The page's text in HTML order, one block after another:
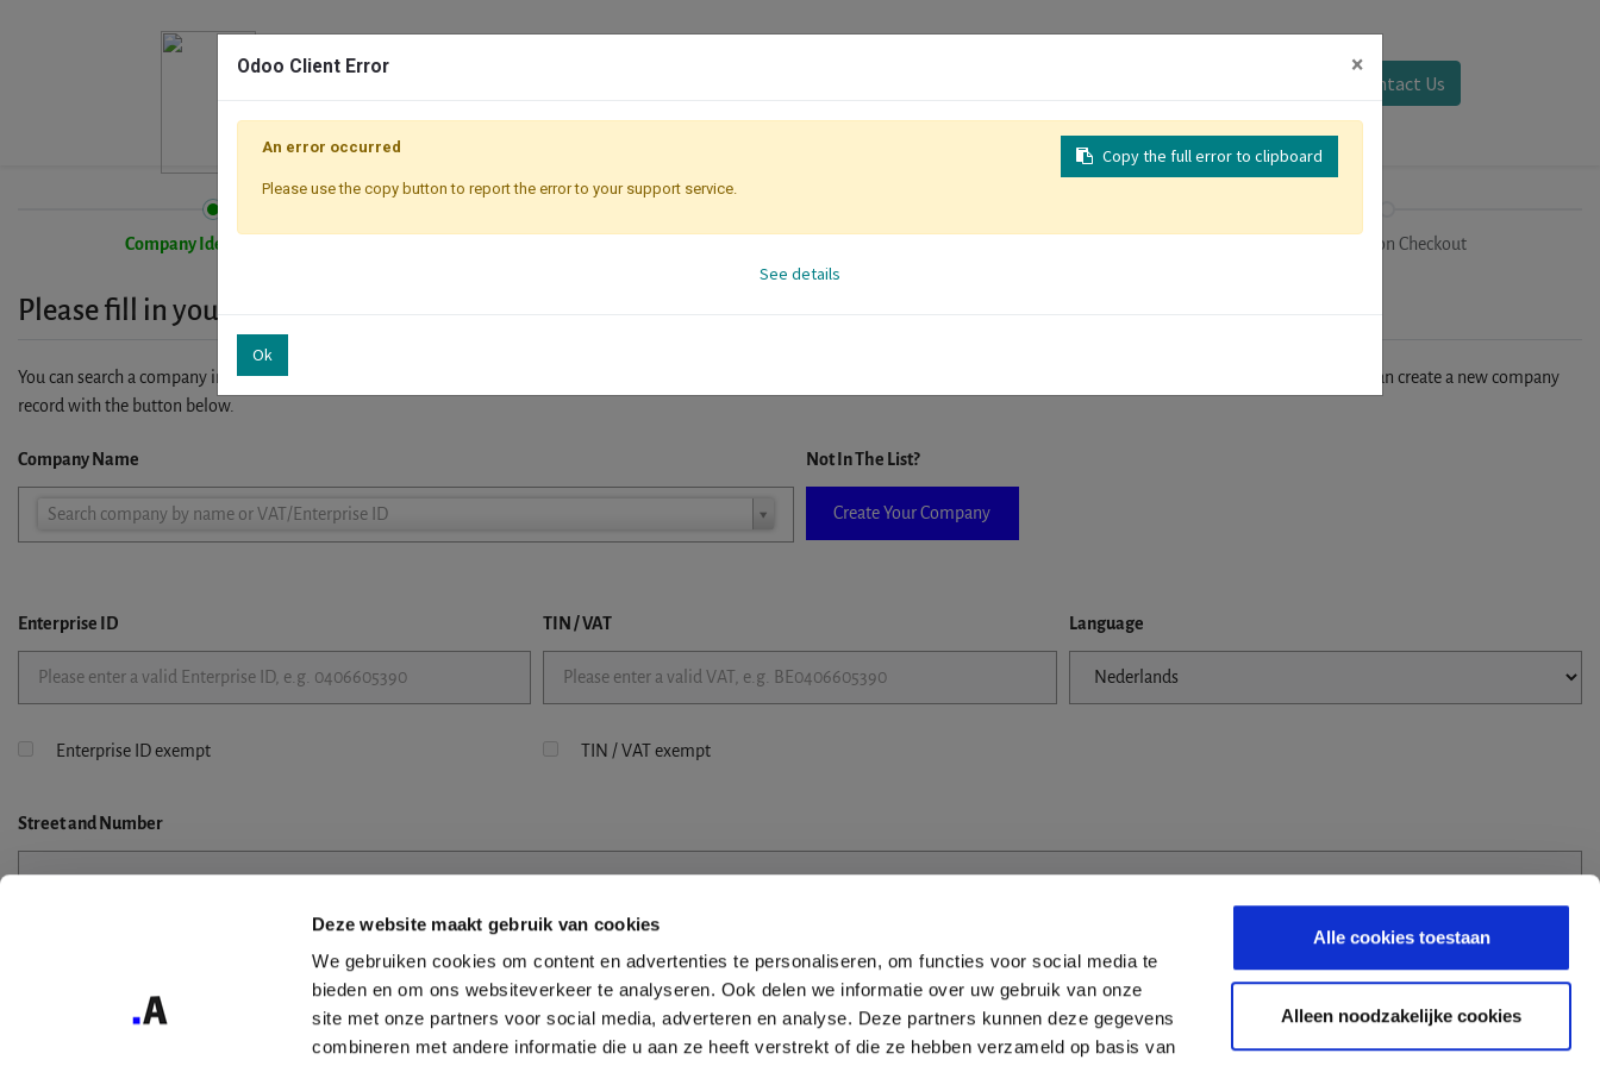
Deze website maakt gebruik van cookies
We gebruiken cookies om content en advertenties te personaliseren, om functies voor social media te
bieden en om ons websiteverkeer te analyseren. Ook delen we informatie over uw gebruik van onze
site met onze partners voor social media, adverteren en analyse. Deze partners kunnen deze gegevens
combineren met andere informatie die u aan ze heeft verstrekt of die ze hebben verzameld op basis van
Alle cookies toestaan
Alleen noodzakelijke cookies
Contact Us
Company Identification Registration Checkout
Please fill in your company details
You can search a company in our database by name, VAT or enterprise ID. When a company is selected it will auto-complete the form. If you don't find your company in our database, you can create a new company
record with the button below.
Company Name
Search company by name or VAT/Enterprise ID
Company
Not In The List?
Create Your Company
Enterprise ID TIN / VAT Language
Enterprise ID exempt TIN / VAT exempt
Streetand Number
Odoo Client Error ×
Copy the full error to clipboard
An error occurred
Please use the copy button to report the error to your support service.
See details
Ok